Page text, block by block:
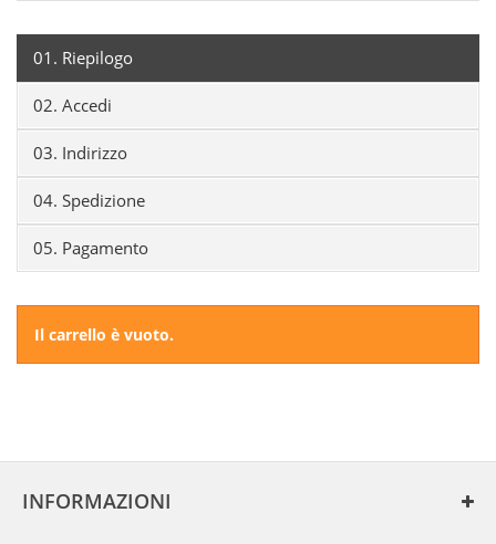
01. Riepilogo
02. Accedi
03. Indirizzo
04. Spedizione
05. Pagamento
Il carrello è vuoto.
INFORMAZIONI